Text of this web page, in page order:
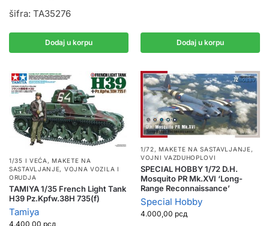
šifra: TA35276
Dodaj u korpu Dodaj u korpu
1/35 I VEĆA , MAKETE NA
SASTAVLJANJE, VOJNA VOZILA I
ORUDJA
TAMIYA 1/35 French Light Tank
H39 Pz.Kpfw.38H 735(f)
Tamiya
4.400,00 рсд
1/72,MAKETE NA SASTAVLJANJE,
VOJNI VAZDUHOPLOVI
SPECIAL HOBBY 1/72 D.H.
Mosquito PR Mk.XVI ‘Long-
Range Reconnaissance’
Special Hobby
4.000,00 рсд